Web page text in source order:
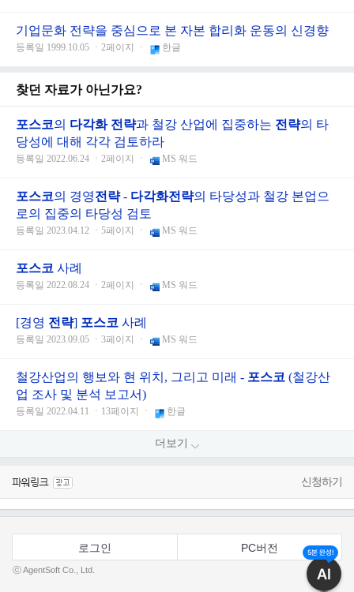
기업문화 전략을 중심으로 본 자본 합리화 운동의 신경향
등록일 1999.10.05 ㆍ2페이지 ㆍ 한글
찾던 자료가 아닌가요?
포스코의 다각화 전략과 철강 산업에 집중하는 전략의 타
당성에 대해 각각 검토하라
등록일 2022.06.24 ㆍ2페이지 ㆍ MS 워드
포스코의 경영전략- 다각화전략의 타당성과 철강 본업으
로의 집중의 타당성 검토
등록일 2023.04.12 ㆍ5페이지 ㆍ MS 워드
포스코 사례
등록일 2022.08.24 ㆍ2페이지 ㆍ MS 워드
[경영 전략] 포스코 사례
등록일 2023.09.05 ㆍ3페이지 ㆍ MS 워드
철강산업의 행보와 현 위치, 그리고 미래 - 포스코 (철강산
업 조사 및 분석 보고서)
등록일 2022.04.11 ㆍ13페이지 ㆍ 한글
더보기
신청하기
로그인 PC버전
ⓒ AgentSoft Co., Ltd.
5분 완성!
AI